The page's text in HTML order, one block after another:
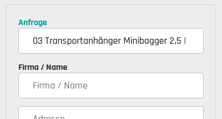
Anfrage
Firma / Name